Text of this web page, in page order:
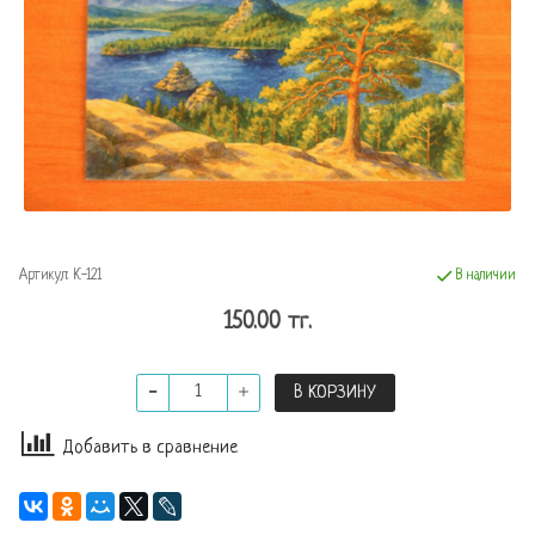
Артикул: К-121 В наличии
150.00 тг.
В КОРЗИНУ
Добавить в сравнение